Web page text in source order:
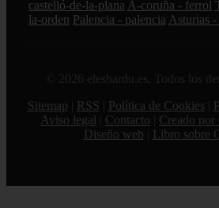
castelló-de-la-plana A-coruña - ferrol
la-orden Palencia - palencia Asturias
© 2026 elesbardu.es. Todos los
Sitemap
RSS Política de Cookies
Aviso legal
Contacto
Creado
Diseño web
Libro sobre